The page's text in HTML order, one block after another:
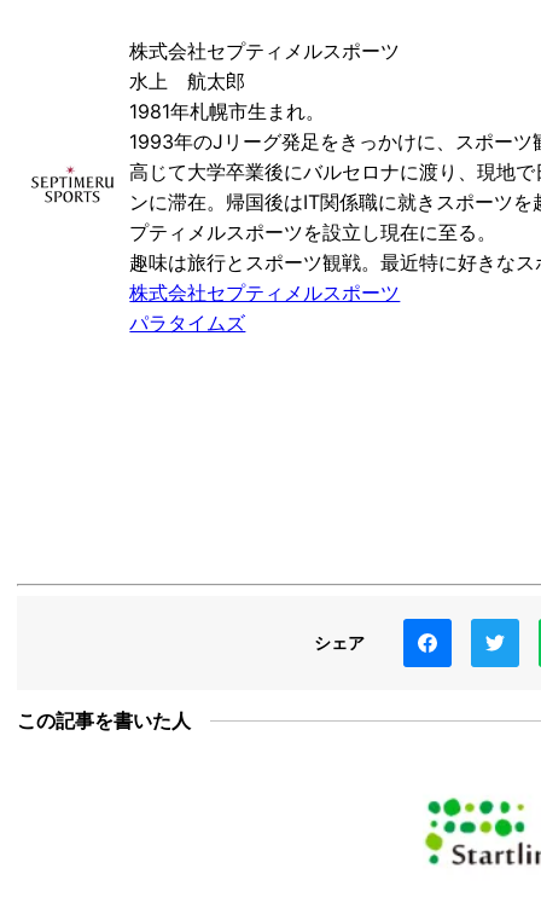
株式会社セプティメルスポーツ
水上 航太郎
1981年札幌市生まれ。
1993年のJリーグ発足をきっかけに、スポー
高じて大学卒業後にバルセロナに渡り、現地
ンに滞在。帰国後はIT関係職に就きスポーツ
プティメルスポーツを設立し現在に至る。
趣味は旅行とスポーツ観戦。最近特に好きな
株式会社セプティメルスポーツ
パラタイムズ
シェア
この記事を書いた人